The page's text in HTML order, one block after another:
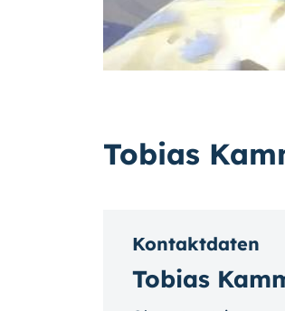
Tobias
Kontaktdaten
Tobias